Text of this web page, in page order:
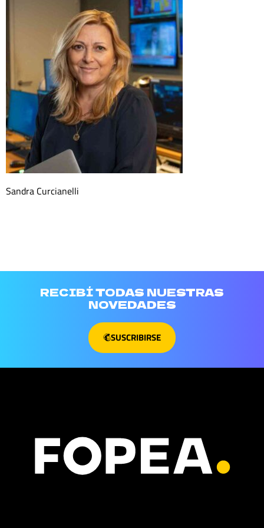
Sandra Curcianelli
RECIBÍ TODAS NUESTRAS
NOVEDADES
SUSCRIBIRSE